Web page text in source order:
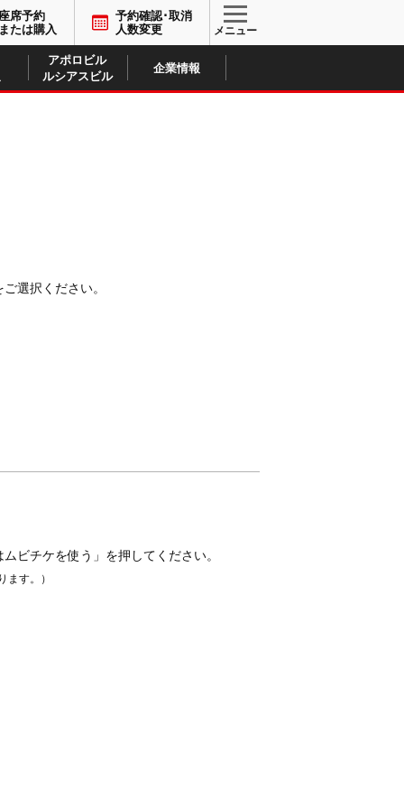
席予約
たは購入
予約確認･取消
人数変更
アポロビル
ルシアスビル
企業情報
選択ください。
ビチケを使う」を押してください。
す。）